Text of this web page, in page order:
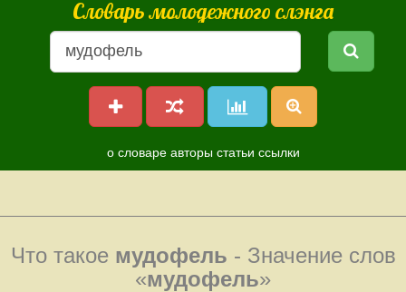
Словарь молодежного слэнга
о словаре авторы статьи ссылки
Что такое мудофель - Значение слов
«мудофель»